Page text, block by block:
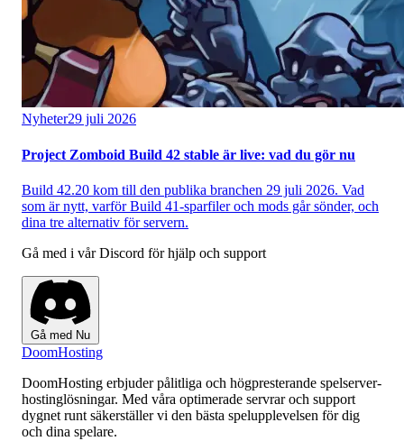
Nyheter29 juli 2026
Project Zomboid Build 42 stable är live: vad du gör nu
Build 42.20 kom till den publika branchen 29 juli 2026. Vad
som är nytt, varför Build 41-sparfiler och mods går sönder, och
dina tre alternativ för servern.
Gå med i vår Discord för hjälp och support
Gå med Nu
DoomHosting
DoomHosting erbjuder pålitliga och högpresterande spelserver-
hostinglösningar. Med våra optimerade servrar och support
dygnet runt säkerställer vi den bästa spelupplevelsen för dig
och dina spelare.